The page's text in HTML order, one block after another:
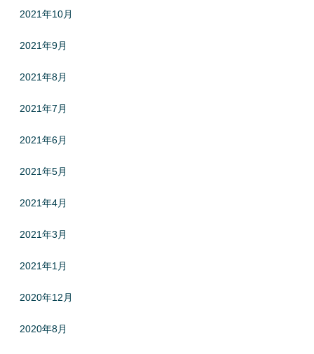
2021年10月
2021年9月
2021年8月
2021年7月
2021年6月
2021年5月
2021年4月
2021年3月
2021年1月
2020年12月
2020年8月